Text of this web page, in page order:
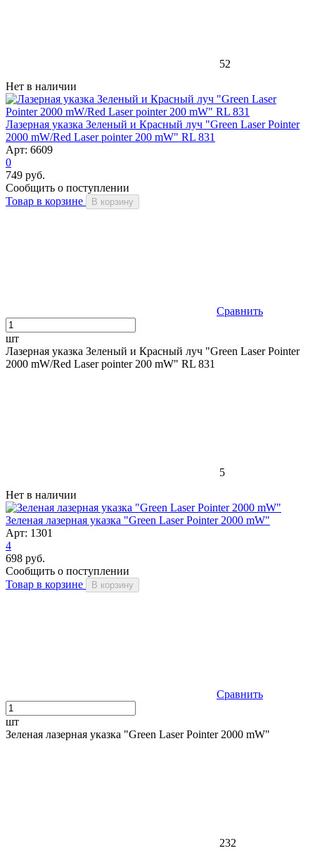
52
Нет в наличии
Лазерная указка Зеленый и Красный луч "Green Laser Pointer
2000 mW/Red Laser pointer 200 mW" RL 831
Арт: 6609
0
749 руб.
Сообщить о поступлении
Товар в корзине
В корзину
Сравнить
шт
Лазерная указка Зеленый и Красный луч "Green Laser Pointer
2000 mW/Red Laser pointer 200 mW" RL 831
5
Нет в наличии
Зеленая лазерная указка "Green Laser Pointer 2000 mW"
Арт: 1301
4
698 руб.
Сообщить о поступлении
Товар в корзине
В корзину
Сравнить
шт
Зеленая лазерная указка "Green Laser Pointer 2000 mW"
232